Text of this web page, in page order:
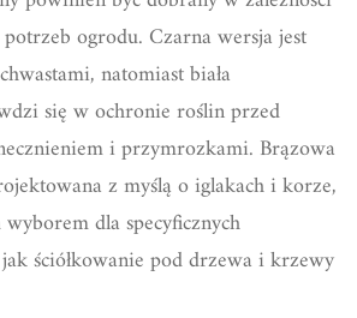
ogrodu. Czarna wersja jest
natomiast biała
się w ochronie roślin przed
i przymrozkami. Brązowa
z myślą o iglakach i korze,
dla specyficznych
ściółkowanie pod drzewa i krzewy